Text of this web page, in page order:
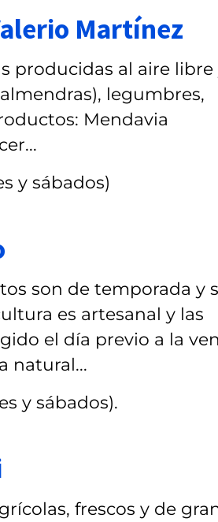
Martínez
producidas al aire libre
legumbres,
Mendavia
y sábados)
son de temporada y
es artesanal y las
el día previo a la
natural...
y sábados).
frescos y de